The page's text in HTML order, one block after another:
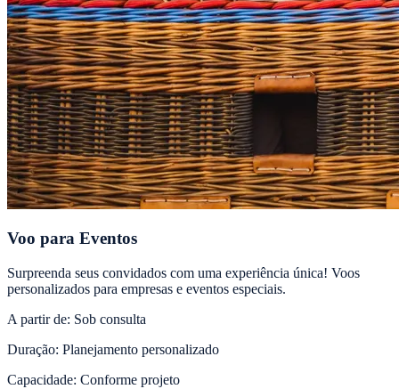
Voo para Eventos
Surpreenda seus convidados com uma experiência única! Voos
personalizados para empresas e eventos especiais.
A partir de: Sob consulta
Duração: Planejamento personalizado
Capacidade: Conforme projeto